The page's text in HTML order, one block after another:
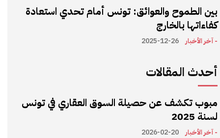
بين الطموح والعوائق: تونس أمام تحدي استعادة
كفاءاتها بالخارج
- آخر الأخبار 2025-12-26
أحدث المقالات
مبوب تكشف عن حصيلة السوق العقاري في تونس
لسنة 2025
- آخر الأخبار 2026-02-20